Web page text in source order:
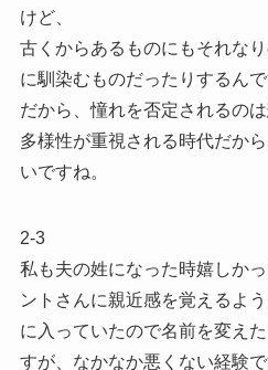
けど、
古くからあるものにもそれな
に馴染むものだったりするんで
だから、憧れを否定されるのは
多様性が重視される時代だか
いですね。
2-3
私も夫の姓になった時嬉しか
ントさんに親近感を覚えるよ
に入っていたので名前を変え
すが、なかなか悪くない経験で